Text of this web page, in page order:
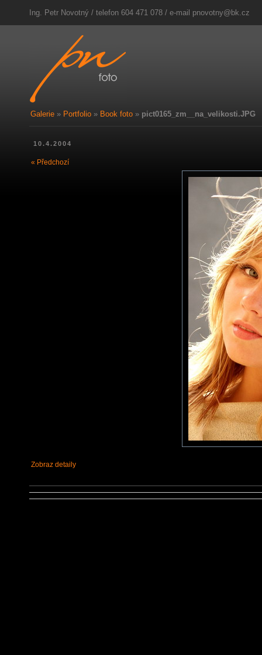
Ing. Petr Novotný / telefon 604 471 078 / e-mail pnovotny@bk.cz
Galerie » Portfolio » Book foto » pict0165_zm__na_velikosti.JPG
10.4.2004
« Předchozí
Zobraz detaily